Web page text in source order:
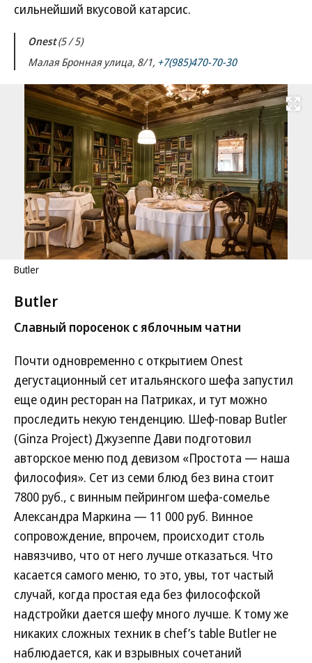
сильнейший вкусовой катарсис.
Onest(5 / 5)
Малая Бронная улица, 8/1, +7(985)470-70-30
Развернуть
Butler
Butler
Славный поросенок с яблочным чатни
Почти одновременно с открытием Onest
дегустационный сет итальянского шефа запустил
еще один ресторан на Патриках, и тут можно
проследить некую тенденцию. Шеф-повар Butler
(Ginza Project) Джузеппе Дави подготовил
авторское меню под девизом «Простота — наша
философия». Сет из семи блюд без вина стоит
7800 руб., с винным пейрингом шефа-сомелье
Александра Маркина — 11 000 руб. Винное
сопровождение, впрочем, происходит столь
навязчиво, что от него лучше отказаться. Что
касается самого меню, то это, увы, тот частый
случай, когда простая еда без философской
надстройки дается шефу много лучше. К тому же
никаких сложных техник в chef’s table Butler не
наблюдается, как и взрывных сочетаний